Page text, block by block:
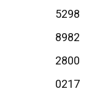
5298
8982
2800
0217